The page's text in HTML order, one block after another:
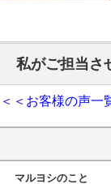
私がご担当さ
＜＜お客様の声一
マルヨシのこと